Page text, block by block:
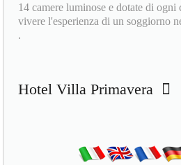
14 camere luminose e dotate di
vivere l'esperienza di un soggiorno
.
Hotel Villa Primavera